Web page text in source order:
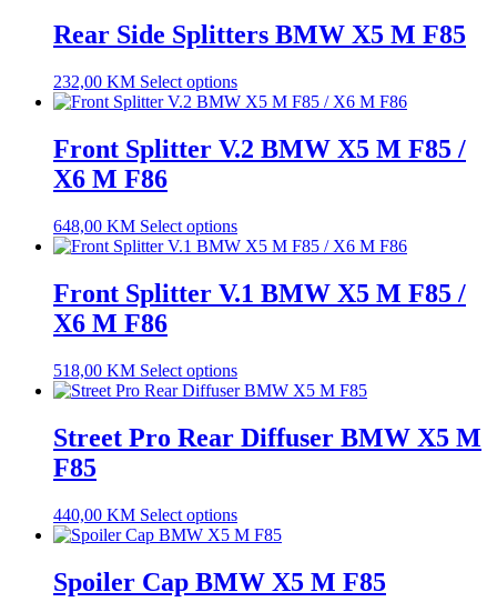
Rear Side Splitters BMW X5 M F85
232,00 KM Select options
Front Splitter V.2 BMW X5 M F85 /
X6 M F86
648,00 KM Select options
Front Splitter V.1 BMW X5 M F85 /
X6 M F86
518,00 KM Select options
Street Pro Rear Diffuser BMW X5 M
F85
440,00 KM Select options
Spoiler Cap BMW X5 M F85